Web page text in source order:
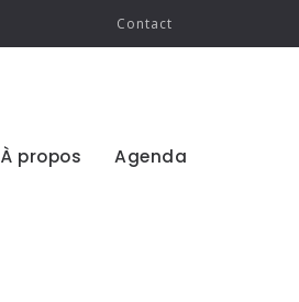
Contact
À propos Agenda